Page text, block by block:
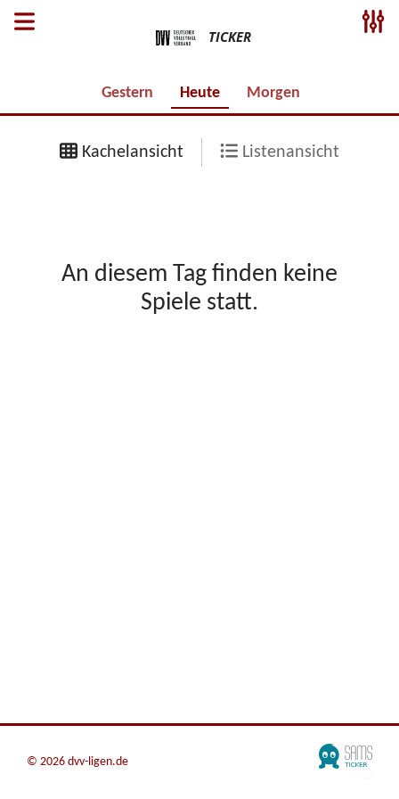
TICKER
Gestern Heute Morgen
Kachelansicht Listenansicht
An diesem Tag finden keine
Spiele statt.
© 2026 dvv-ligen.de